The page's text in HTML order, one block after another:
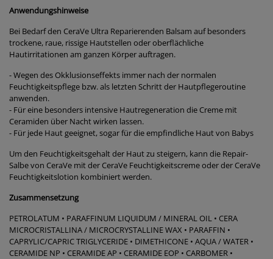
Anwendungshinweise
Bei Bedarf den CeraVe Ultra Reparierenden Balsam auf besonders
trockene, raue, rissige Hautstellen oder oberflächliche
Hautirritationen am ganzen Körper auftragen.
- Wegen des Okklusionseffekts immer nach der normalen
Feuchtigkeitspflege bzw. als letzten Schritt der Hautpflegeroutine
anwenden.
- Für eine besonders intensive Hautregeneration die Creme mit
Ceramiden über Nacht wirken lassen.
- Für jede Haut geeignet, sogar für die empfindliche Haut von Babys
Um den Feuchtigkeitsgehalt der Haut zu steigern, kann die Repair-
Salbe von CeraVe mit der CeraVe Feuchtigkeitscreme oder der CeraVe
Feuchtigkeitslotion kombiniert werden.
Zusammensetzung
PETROLATUM • PARAFFINUM LIQUIDUM / MINERAL OIL • CERA
MICROCRISTALLINA / MICROCRYSTALLINE WAX • PARAFFIN •
CAPRYLIC/CAPRIC TRIGLYCERIDE • DIMETHICONE • AQUA / WATER •
CERAMIDE NP • CERAMIDE AP • CERAMIDE EOP • CARBOMER •